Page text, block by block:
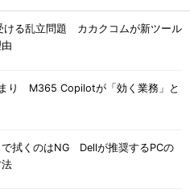
ける乱立問題 カカクコムが新ツール
り M365 Copilotが「効く業務」と
拭くのはNG Dellが推奨するPCの